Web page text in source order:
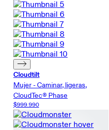
Cloudtilt
Mujer - Caminar, ligeras,
CloudTec® Phase
$999.990